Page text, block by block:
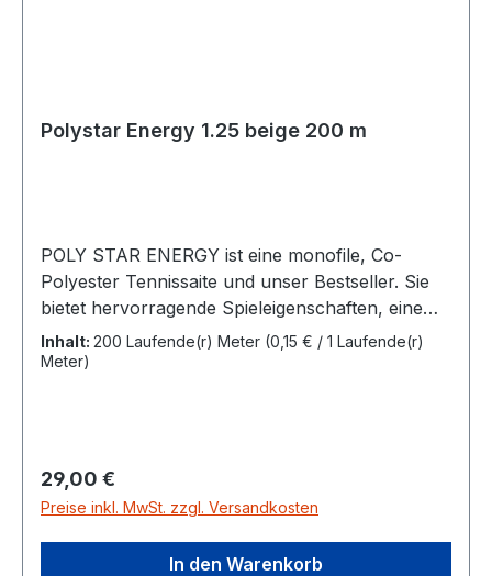
Polystar Energy 1.25 beige 200 m
POLY STAR ENERGY ist eine monofile, Co-
Polyester Tennissaite und unser Bestseller. Sie
bietet hervorragende Spieleigenschaften, eine
sehr gute Spinannahme und optimal
kontrollierbare Beschleunigung bei optimaler
Bespannungsgitter reduziert und dadurch die
Haltbarkeit erhöht. Die POLY STAR ENERGY hat
Power und ist dennoch besonders
armschonend.Länge 200m Stärke 1,25 mmFarbe
Inhalt: 200 Laufende(r) Meter (0,15 € / 1 Laufende(r)
Meter)
Regulärer Preis:
29,00 €
Preise inkl. MwSt. zzgl. Versandkosten
In den Warenkorb